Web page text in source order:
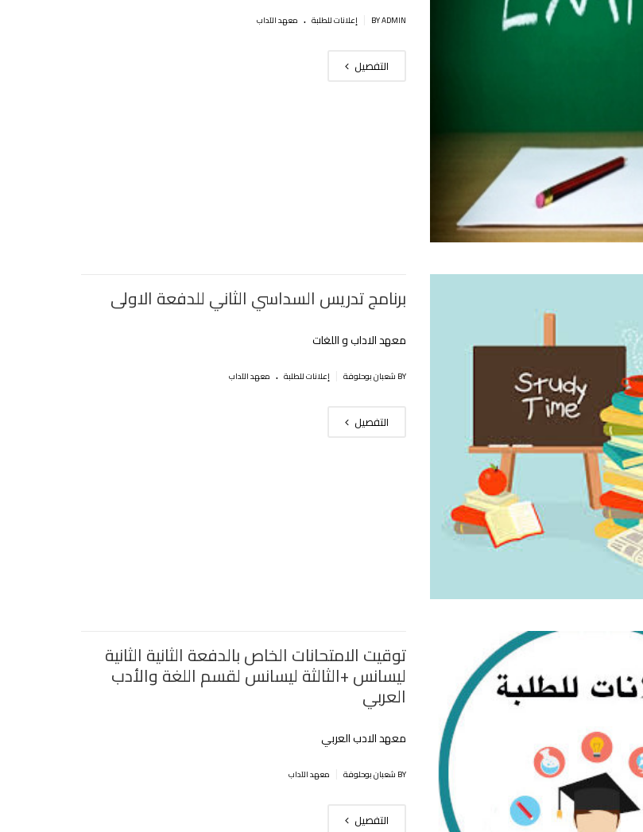
BY ADMIN إعلانات للطلبة . معهد الآداب
التفصيل
برنامج تدريس السداسي الثاني للدفعة الاولى
معهد الاداب و اللغات
BY شعبان بوحلوفة إعلانات للطلبة . معهد الآداب
التفصيل
توقيت الامتحانات الخاص بالدفعة الثانية الثانية
ليسانس +الثالثة ليسانس لقسم اللغة والأدب
العربي
معهد الادب العربي
BY شعبان بوحلوفة معهد الآداب
التفصيل